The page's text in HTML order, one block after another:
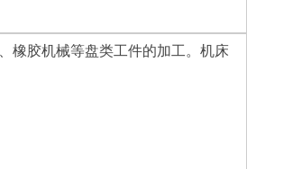
橡胶机械等盘类工件的加工。机床